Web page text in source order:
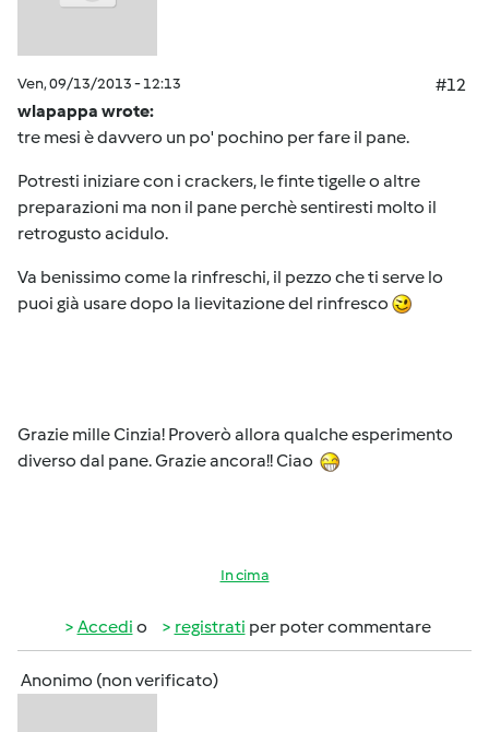
Ven, 09/13/2013 - 12:13
#12
wlapappa wrote:
tre mesi è davvero un po' pochino per fare il pane.
Potresti iniziare con i crackers, le finte tigelle o altre
preparazioni ma non il pane perchè sentiresti molto il
retrogusto acidulo.
Va benissimo come la rinfreschi, il pezzo che ti serve lo
puoi già usare dopo la lievitazione del rinfresco
Grazie mille Cinzia! Proverò allora qualche esperimento
diverso dal pane. Grazie ancora!! Ciao
In cima
Accedi o registrati per poter commentare
Anonimo (non verificato)